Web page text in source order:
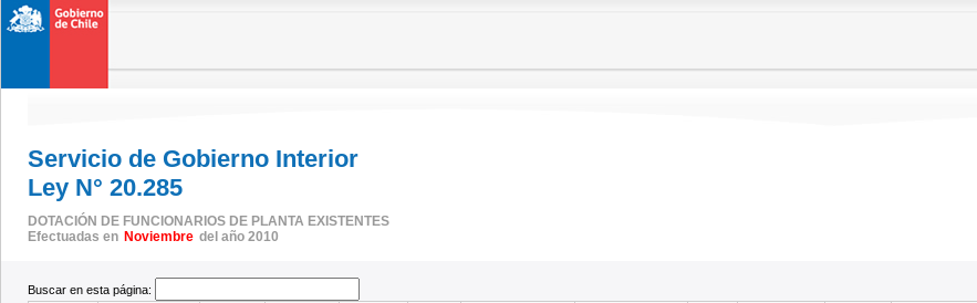
Servicio de Gobierno Interior
Ley N° 20.285
DOTACIÓN DE FUNCIONARIOS DE PLANTA EXISTENTES
Efectuadas en Noviembre del año 2010
Buscar en esta página: